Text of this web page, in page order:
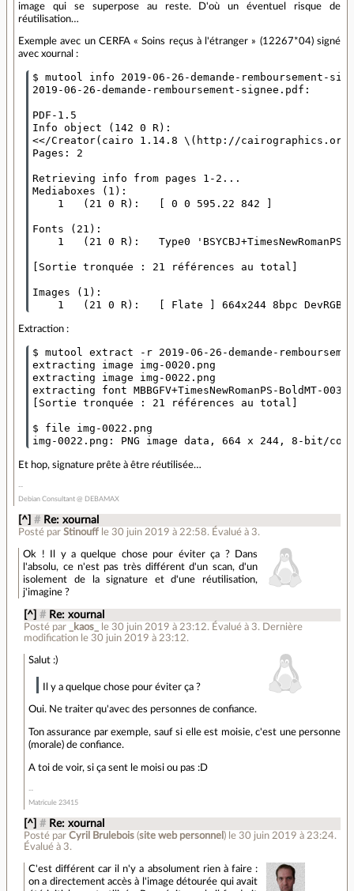
image qui se superpose au reste. D'où un éventuel risque de
réutilisation…
Exemple avec un CERFA « Soins reçus à l'étranger » (12267*04) signé
avec xournal :
$ mutool info 2019-06-26-demande-remboursement-
2019-06-26-demande-remboursement-signee.pdf:
PDF-1.5
Info object (142 0 R):
<</Creator(cairo 1.14.8 \(http://
Pages: 2
Retrieving info from pages 1-2...
Mediaboxes (1):
    1   (21 0 R):   [ 0 0 595.22 842 ]
Fonts (21):
1   (21 0 R):   Type0 'BSYCBJ+TimesNewRomanPS-
[Sortie tronquée : 21 références au total]
Images (1):
Extraction :
$ mutool extract -r 2019-06-26-demande-
extracting image img-0020.png
extracting image img-0022.png
extracting font MBBGFV+TimesNewRomanPS-BoldMT-
[Sortie tronquée : 21 références au total]
$ file img-0022.png
Et hop, signature prête à être réutilisée…
Debian Consultant @ DEBAMAX
[^] # Re: xournal
Posté parStinouff le 30 juin 2019 à 22:58. Évalué à 3.
Ok ! Il y a quelque chose pour éviter ça ? Dans
l'absolu, ce n'est pas très différent d'un scan, d'un
isolement de la signature et d'une réutilisation,
j'imagine ?
[^] # Re: xournal
Posté par _kaos_ le 30 juin 2019 à 23:12. Évalué à 3. Dernière
modification le 30 juin 2019 à 23:12.
Salut :)
Il y a quelque chose pour éviter ça ?
Oui. Ne traiter qu'avec des personnes de confiance.
Ton assurance par exemple, sauf si elle est moisie, c'est une personne
(morale) de confiance.
A toi de voir, si ça sent le moisi ou pas :D
Matricule 23415
[^] # Re: xournal
Posté par Cyril Brulebois(site web personnel ) le 30 juin 2019 à 23:24.
Évalué à 3.
C'est différent car il n'y a absolument rien à faire :
on a directement accès à l'image détourée qui avait